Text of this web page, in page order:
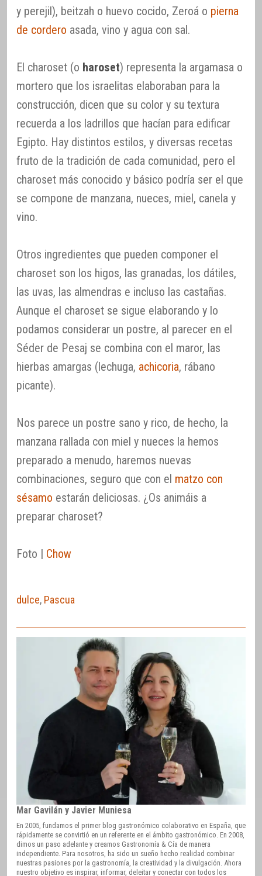
y perejil), beitzah o huevo cocido, Zeroá o pierna
de cordero asada, vino y agua con sal.
El charoset (o haroset) representa la argamasa o
mortero que los israelitas elaboraban para la
construcción, dicen que su color y su textura
recuerda a los ladrillos que hacían para edificar
Egipto. Hay distintos estilos, y diversas recetas
fruto de la tradición de cada comunidad, pero el
charoset más conocido y básico podría ser el que
se compone de manzana, nueces, miel, canela y
vino.
Otros ingredientes que pueden componer el
charoset son los higos, las granadas, los dátiles,
las uvas, las almendras e incluso las castañas.
Aunque el charoset se sigue elaborando y lo
podamos considerar un postre, al parecer en el
Séder de Pesaj se combina con el maror, las
hierbas amargas (lechuga, achicoria, rábano
picante).
Nos parece un postre sano y rico, de hecho, la
manzana rallada con miel y nueces la hemos
preparado a menudo, haremos nuevas
combinaciones, seguro que con el matzo con
sésamo estarán deliciosas. ¿Os animáis a
preparar charoset?
Foto | Chow
dulce, Pascua
Mar Gavilán y Javier Muniesa
En 2005, fundamos el primer blog gastronómico colaborativo en España, que
rápidamente se convirtió en un referente en el ámbito gastronómico. En 2008,
dimos un paso adelante y creamos Gastronomía & Cía de manera
independiente. Para nosotros, ha sido un sueño hecho realidad combinar
nuestras pasiones por la gastronomía, la creatividad y la divulgación. Ahora
nuestro objetivo es inspirar, informar, deleitar y conectar con todos los